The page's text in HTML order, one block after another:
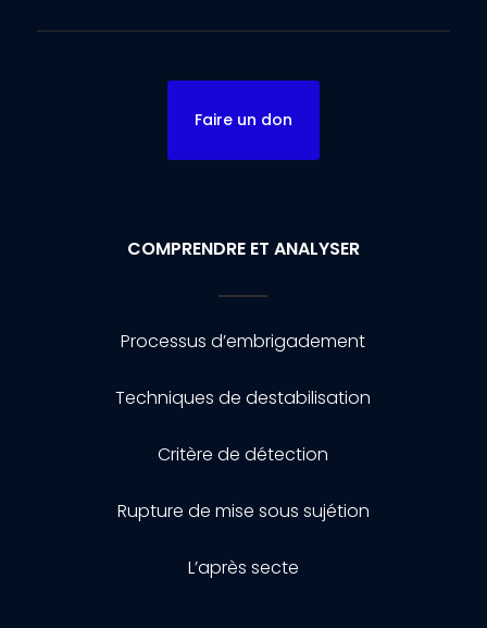
Faire un don
COMPRENDRE ET ANALYSER
Processus d’embrigadement
Techniques de destabilisation
Critère de détection
Rupture de mise sous sujétion
L’après secte